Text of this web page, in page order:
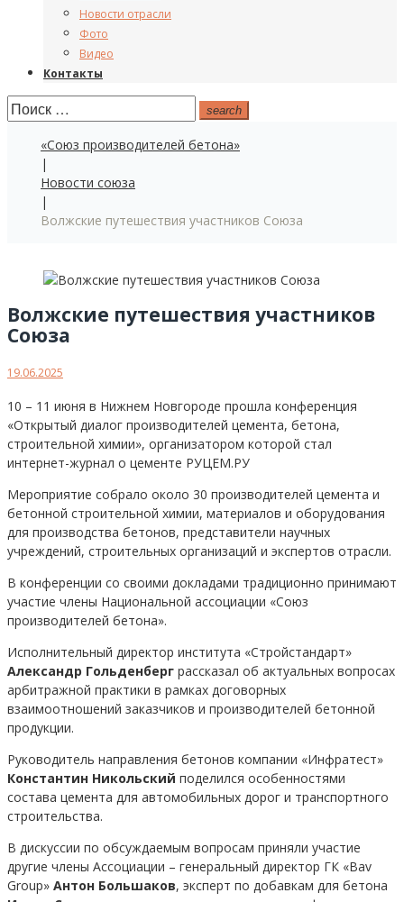
Новости отрасли
Фото
Видео
Контакты
Поиск: search
«Союз производителей бетона»
|
Новости союза
|
Волжские путешествия участников Союза
Волжские путешествия участников
Союза
19.06.2025
10 – 11 июня в Нижнем Новгороде прошла конференция
«Открытый диалог производителей цемента, бетона,
строительной химии», организатором которой стал
интернет-журнал о цементе РУЦЕМ.РУ
Мероприятие собрало около 30 производителей цемента и
бетонной строительной химии, материалов и оборудования
для производства бетонов, представители научных
учреждений, строительных организаций и экспертов отрасли.
В конференции со своими докладами традиционно принимают
участие члены Национальной ассоциации «Союз
производителей бетона».
Исполнительный директор института «Стройстандарт»
Александр Гольденберг рассказал об актуальных вопросах
арбитражной практики в рамках договорных
взаимоотношений заказчиков и производителей бетонной
продукции.
Руководитель направления бетонов компании «Инфратест»
Константин Никольский поделился особенностями
состава цемента для автомобильных дорог и транспортного
строительства.
В дискуссии по обсуждаемым вопросам приняли участие
другие члены Ассоциации – генеральный директор ГК «Bav
Group» Антон Большаков, эксперт по добавкам для бетона